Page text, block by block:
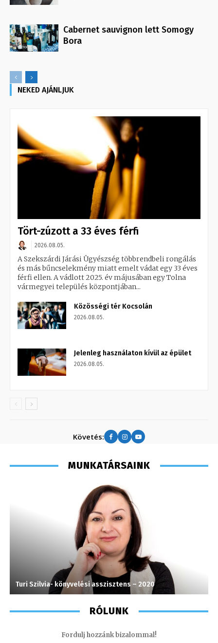
Cabernet sauvignon lett Somogy
Bora
NEKED AJÁNLJUK
Tört-zúzott a 33 éves férfi
2026.08.05.
A Szekszárdi Járási Ügyészség többrendbeli rongálás
és más bűncselekmény miatt emelt vádat egy 33 éves
férfi ellen. A vádlott 2025. év májusában egy Tolna
vármegyei település központjában...
Közösségi tér Kocsolán
2026.08.05.
Jelenleg használaton kívül az épület
2026.08.05.
Követés:
MUNKATÁRSAINK
Turi Szilvia- könyvelési asszisztens – 2020
RÓLUNK
Fordulj hozzánk bizalommal!